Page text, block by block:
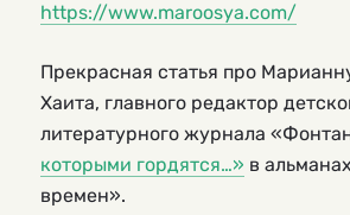
https://www.maroosya.com/
Прекрасная статья про
Хаита, главного редактор
литературного журнала
которыми гордятся…» в
времен».